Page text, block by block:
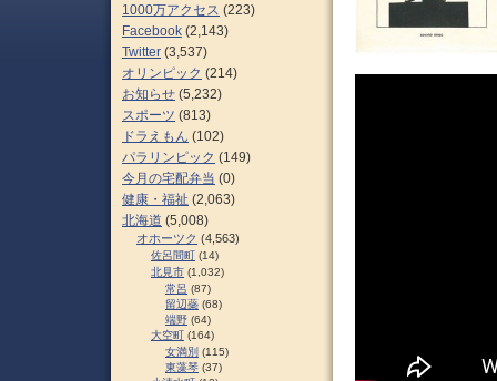
1000万アクセス (223)
Facebook (2,143)
Twitter (3,537)
オリンピック (214)
お知らせ (5,232)
スポーツ (813)
ドラえもん (102)
パラリンピック (149)
今月の宅配弁当 (0)
健康・福祉 (2,063)
北海道 (5,008)
オホーツク (4,563)
佐呂間町 (14)
北見市 (1,032)
常呂 (87)
留辺蘂 (68)
端野 (64)
大空町 (164)
女満別 (115)
東藻琴 (37)